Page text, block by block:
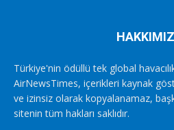
Türkiye'nin ödüllü tek global
AirNewsTimes, içerikleri kaynak
ve izinsiz olarak kopyalanamaz,
sitenin tüm hakları saklıdır.